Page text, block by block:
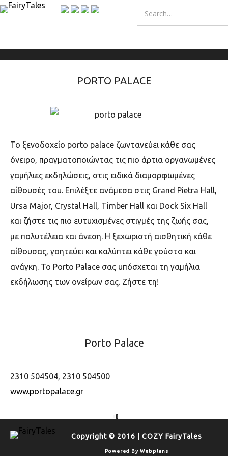
PORTO PALACE
Το ξενοδοχείο porto palace ζωντανεύει κάθε σας
όνειρο, πραγματοποιώντας τις πιο άρτια οργανωμένες
γαμήλιες εκδηλώσεις, στις ειδικά διαμορφωμένες
αίθουσές του. Επιλέξτε ανάμεσα στις Grand Pietra Hall,
Ursa Major, Crystal Hall, Timber Hall και Dock Six Hall
και ζήστε τις πιο ευτυχισμένες στιγμές της ζωής σας,
με πολυτέλεια και άνεση. Η ξεχωριστή αισθητική κάθε
αίθουσας, γοητεύει και καλύπτει κάθε γούστο και
ανάγκη. Το Porto Palace σας υπόσχεται τη γαμήλια
εκδήλωσης των ονείρων σας. Ζήστε τη!
Porto Palace
2310 504504, 2310 504500
www.portopalace.gr
Copyright © 2016 | COZY FairyTales
Powered By Webplans